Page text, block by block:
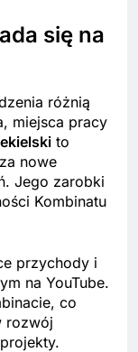
się na
różnią
miejsca pracy
to
nowe
Jego zarobki
Kombinatu
przychody i
na YouTube.
co
rozwój